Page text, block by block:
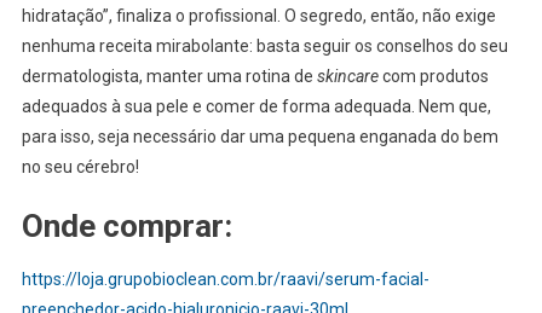
hidratação”, finaliza o profissional. O segredo, então, não exige
nenhuma receita mirabolante: basta seguir os conselhos do seu
dermatologista, manter uma rotina de skincarecom produtos
adequados à sua pele e comer de forma adequada. Nem que,
para isso, seja necessário dar uma pequena enganada do bem
no seu cérebro!
Onde comprar:
https://loja.grupobioclean.com.br/raavi/serum-facial-